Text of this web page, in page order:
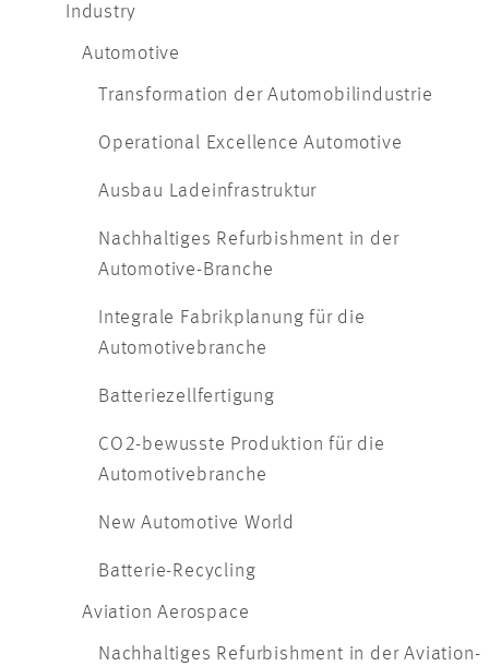
Industry
Automotive
Transformation der Automobilindustrie
Operational Excellence Automotive
Ausbau Ladeinfrastruktur
Nachhaltiges Refurbishment in der
Automotive-Branche
Integrale Fabrikplanung für die
Automotivebranche
Batteriezellfertigung
CO2-bewusste Produktion für die
Automotivebranche
New Automotive World
Batterie-Recycling
Aviation Aerospace
Nachhaltiges Refurbishment in der Aviation-